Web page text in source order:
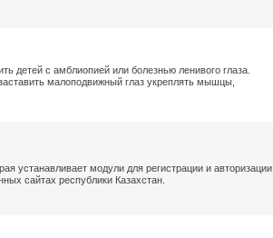
детей с амблиопией или болезнью ленивого глаза.
малоподвижный глаз укреплять мышцы,
устанавливает модули для регистрации и авторизации
сайтах республики Казахстан.